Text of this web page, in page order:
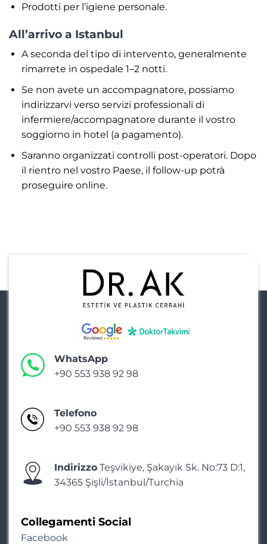
Prodotti per l’igiene personale.
All’arrivo a Istanbul
A seconda del tipo di intervento, generalmente
rimarrete in ospedale 1–2 notti.
Se non avete un accompagnatore, possiamo
indirizzarvi verso servizi professionali di
infermiere/accompagnatore durante il vostro
soggiorno in hotel (a pagamento).
Saranno organizzati controlli post-operatori. Dopo
il rientro nel vostro Paese, il follow-up potrà
proseguire online.
WhatsApp
+90 553 938 92 98
Telefono
+90 553 938 92 98
Indirizzo Teşvikiye, Şakayık Sk. No:73 D:1,
34365 Şişli/İstanbul/Turchia
Collegamenti Social
Facebook